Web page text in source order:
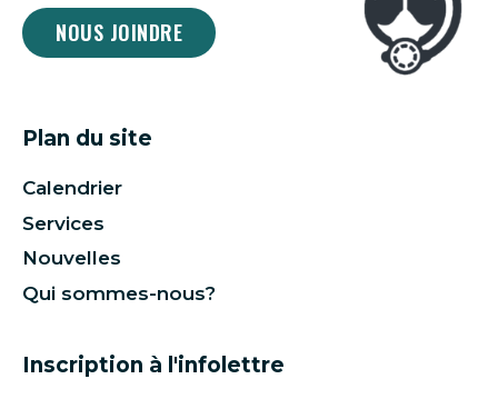
NOUS JOINDRE
Plan du site
Calendrier
Services
Nouvelles
Qui sommes-nous?
Inscription à l'infolettre